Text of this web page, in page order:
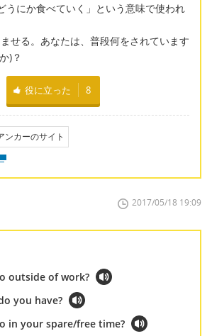
うにか食べていく」という意味で使われ
せる。あなたは、普段何をされています
)？
役に立った 8
ンカーのサイト
2017/05/18 19:09
outside of work?
you have?
in your spare/free time?